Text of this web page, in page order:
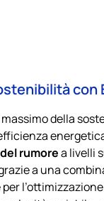
con
della
rumorea livelli
a una